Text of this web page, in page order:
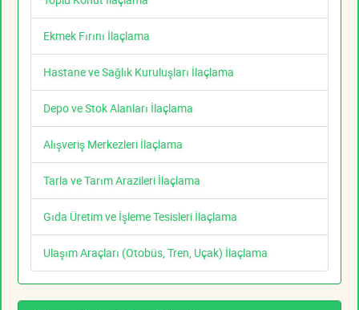
Ekmek Fırını İlaçlama
Hastane ve Sağlık Kuruluşları İlaçlama
Depo ve Stok Alanları İlaçlama
Alışveriş Merkezleri İlaçlama
Tarla ve Tarım Arazileri İlaçlama
Gıda Üretim ve İşleme Tesisleri İlaçlama
Ulaşım Araçları (Otobüs, Tren, Uçak) İlaçlama